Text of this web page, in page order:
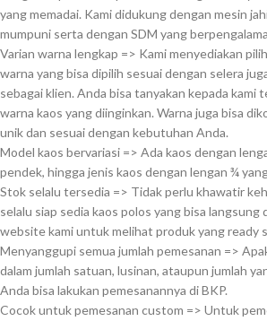
yang memadai. Kami didukung dengan mesin
mumpuni serta dengan SDM yang
Varian warna lengkap => Kami menyediakan
warna yang bisa dipilih sesuai dengan selera
sebagai klien. Anda bisa tanyakan kepada kami
warna kaos yang diinginkan. Warna juga bisa
unik dan sesuai dengan kebutuhan Anda.
Model kaos bervariasi => Ada kaos dengan
pendek, hingga jenis kaos dengan lengan ¾
Stok selalu tersedia => Tidak perlu khawatir
selalu siap sedia kaos polos yang bisa langsung
website kami untuk melihat produk yang ready
Menyanggupi semua jumlah pemesanan =>
dalam jumlah satuan, lusinan, ataupun jumlah
Anda bisa lakukan pemesanannya di BKP.
Cocok untuk pemesanan custom => Untuk